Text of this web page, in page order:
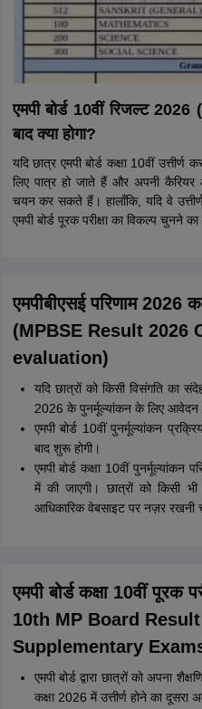
एमपी बोर्ड 10वीं रिजल्ट
बाद क्या होगा?
यदि छात्र एमपी बोर्ड कक्षा 10वीं
लिए पात्र हो जाते हैं और अपनी कैरियर
चयन कर सकते हैं। हालाँकि, यदि वे
एमपी बोर्ड पूरक परीक्षा का विकल्प चुनने
एमपीबीएसई परिणाम 2026
(MPBSE Result 2026
evaluation)
यदि छात्रों को किसी विसंगति का
2026 के पुनर्मूल्यांकन के लिए
एमपी बोर्ड 10वीं पुनर्मूल्यांकन
बाद शुरू होगी।
एमपी बोर्ड कक्षा 10वीं
में की जाएगी। छात्रों को किसी
आधिकारिक वेबसाइट पर नज़र रखनी
एमपी बोर्ड कक्षा 10वीं पूरक
10th MP Board
Supplementary
एमपी बोर्ड द्वारा छात्रों को अपना
कक्षा 2026 में उत्तीर्ण होने का दूसरा